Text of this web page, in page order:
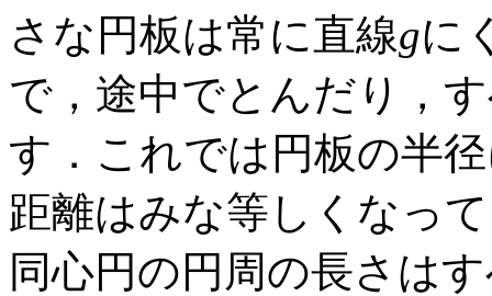
さな円板は常に直線gに
で，途中でとんだり，
す．これでは円板の半
距離はみな等しくなっ
同心円の円周の長さは